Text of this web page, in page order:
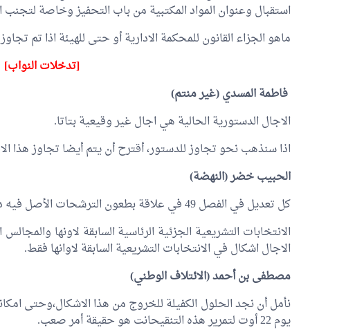
استقبال وعنوان المواد المكتبية من باب التحفيز وخاصة لتجنب
ماهو الجزاء القانون للمحكمة الادارية أو حتى للهيئة اذا تم
[تدخلات النواب]
فاطمة المسدي(غير منتم)
الاجال الدستورية الحالية هي اجال غير وقيعية بتاتا.
اذا سنذهب نحو تجاوز للدستور، أقترح أن يتم أيضا تجاوز هذا
الحبيب خضر(النهضة)
كل تعديل في الفصل 49 في علاقة بطعون الترشحات الأصل فيه دخول حيّز التنفيذ في وقت لاحق.
الانتخابات التشريعية الجزئية الرئاسية السابقة لاونها
الاجال اشكال في الانتخابات التشريعية السابقة لاوانها فقط.
مصطفى بن أحمد(الائتلاف الوطني)
نأمل أن نجد الحلول الكفيلة للخروج من هذا الاشكال،وحتى
يوم 22 أوت لتمرير هذه التنقيحانت هو حقيقة أمر صعب.